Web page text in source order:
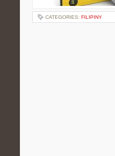
CATEGORIES: FILIPINY